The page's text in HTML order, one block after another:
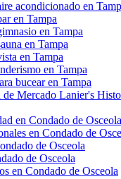
acondicionado en
en Tampa
en Tampa
en Tampa
en Tampa
en Tampa
bucear en Tampa
de Mercado Lanier's
en Condado de Osceola
en Condado de
de Osceola
de Osceola
en Condado de Osceola